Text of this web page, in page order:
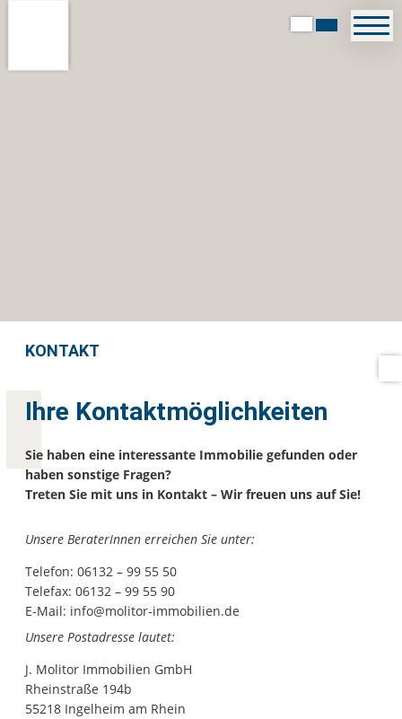
KONTAKT
Ihre Kontaktmöglichkeiten
Sie haben eine interessante Immobilie gefunden oder
haben sonstige Fragen?
Treten Sie mit uns in Kontakt – Wir freuen uns auf Sie!
Unsere BeraterInnen erreichen Sie unter:
Telefon: 06132 – 99 55 50
Telefax: 06132 – 99 55 90
E-Mail: info@molitor-immobilien.de
Unsere Postadresse lautet:
J. Molitor Immobilien GmbH
Rheinstraße 194b
55218 Ingelheim am Rhein